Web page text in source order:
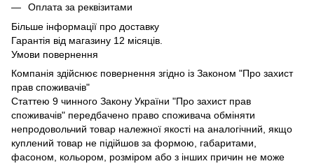
Оплата за реквізитами
Більше інформації про доставку
Гарантія від магазину 12 місяців.
Умови повернення
Компанія здійснює повернення згідно із Законом "Про захист
прав споживачів"
Статтею 9 чинного Закону України "Про захист прав
споживачів" передбачено право споживача обміняти
непродовольчий товар належної якості на аналогічний, якщо
куплений товар не підійшов за формою, габаритами,
фасоном, кольором, розміром або з інших причин не може